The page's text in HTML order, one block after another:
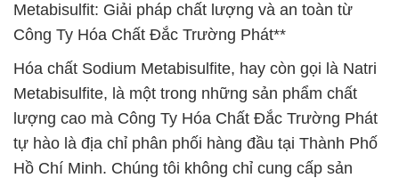
Metabisulfit: Giải pháp chất lượng và an toàn từ
Công Ty Hóa Chất Đắc Trường Phát**
Hóa chất Sodium Metabisulfite, hay còn gọi là Natri
Metabisulfite, là một trong những sản phẩm chất
lượng cao mà Công Ty Hóa Chất Đắc Trường Phát
tự hào là địa chỉ phân phối hàng đầu tại Thành Phố
Hồ Chí Minh. Chúng tôi không chỉ cung cấp sản